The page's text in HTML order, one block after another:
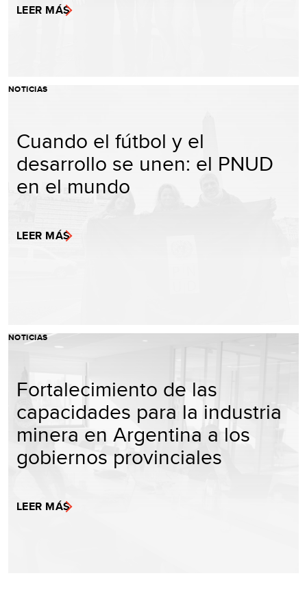
LEER MÁS
NOTICIAS
Cuando el fútbol y el
desarrollo se unen: el PNUD
en el mundo
LEER MÁS
NOTICIAS
Fortalecimiento de las
capacidades para la industria
minera en Argentina a los
gobiernos provinciales
LEER MÁS